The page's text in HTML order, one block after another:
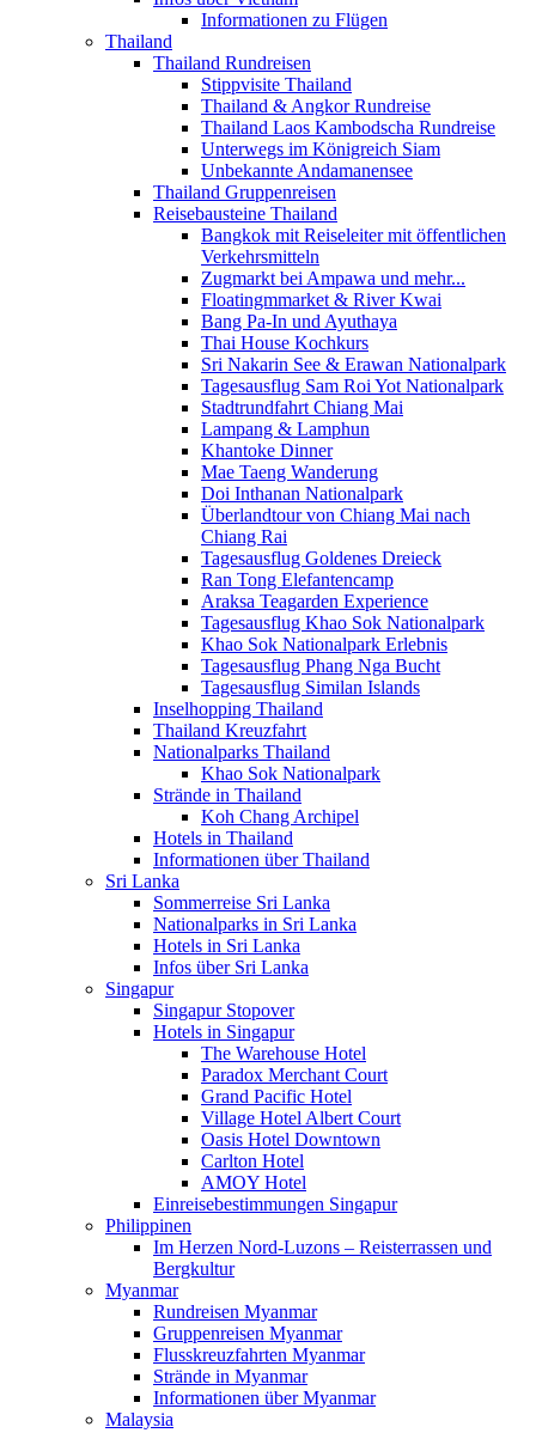
Informationen zu Flügen
Thailand
Thailand Rundreisen
Stippvisite Thailand
Thailand & Angkor Rundreise
Thailand Laos Kambodscha Rundreise
Unterwegs im Königreich Siam
Unbekannte Andamanensee
Thailand Gruppenreisen
Reisebausteine Thailand
Bangkok mit Reiseleiter mit öffentlichen
Verkehrsmitteln
Zugmarkt bei Ampawa und mehr...
Floatingmmarket & River Kwai
Bang Pa-In und Ayuthaya
Thai House Kochkurs
Sri Nakarin See & Erawan Nationalpark
Tagesausflug Sam Roi Yot Nationalpark
Stadtrundfahrt Chiang Mai
Lampang & Lamphun
Khantoke Dinner
Mae Taeng Wanderung
Doi Inthanan Nationalpark
Überlandtour von Chiang Mai nach
Chiang Rai
Tagesausflug Goldenes Dreieck
Ran Tong Elefantencamp
Araksa Teagarden Experience
Tagesausflug Khao Sok Nationalpark
Khao Sok Nationalpark Erlebnis
Tagesausflug Phang Nga Bucht
Tagesausflug Similan Islands
Inselhopping Thailand
Thailand Kreuzfahrt
Nationalparks Thailand
Khao Sok Nationalpark
Strände in Thailand
Koh Chang Archipel
Hotels in Thailand
Informationen über Thailand
Sri Lanka
Sommerreise Sri Lanka
Nationalparks in Sri Lanka
Hotels in Sri Lanka
Infos über Sri Lanka
Singapur
Singapur Stopover
Hotels in Singapur
The Warehouse Hotel
Paradox Merchant Court
Grand Pacific Hotel
Village Hotel Albert Court
Oasis Hotel Downtown
Carlton Hotel
AMOY Hotel
Einreisebestimmungen Singapur
Philippinen
Im Herzen Nord-Luzons – Reisterrassen und
Bergkultur
Myanmar
Rundreisen Myanmar
Gruppenreisen Myanmar
Flusskreuzfahrten Myanmar
Strände in Myanmar
Informationen über Myanmar
Malaysia